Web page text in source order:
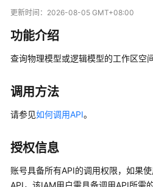
服
务
公
产
品
绍
数
据
更新时间： 2026-08-05 GMT+08:00
功能介绍
查询物理模型或逻辑模型的工作区空
调用方法
请参见如何调用API。
授权信息
账号具备所有API的调用权限，如果
API，该IAM用户需具备调用API所需的